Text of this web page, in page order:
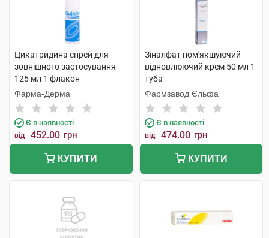
Цикатридина спрей для
зовнішного застосування
125 мл 1 флакон
Фарма-Дерма
Є в наявності
від 452.00 грн
КУПИТИ
Зіналфат пом'якшуючий
відновлюючий крем 50 мл 1
туба
Фармзавод Єльфа
Є в наявності
від 474.00 грн
КУПИТИ